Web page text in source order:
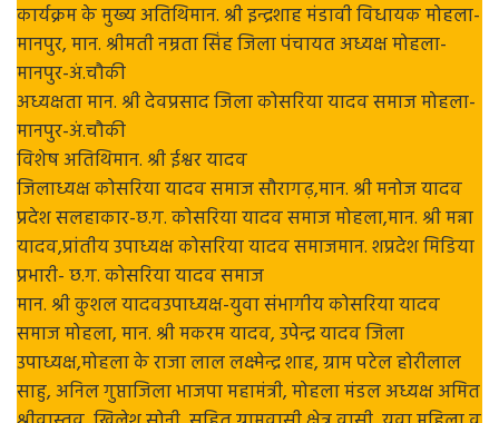
कार्यक्रम के मुख्य अतिथिमान. श्री इन्द्रशाह मंडावी विधायक मोहला-
मानपुर, मान. श्रीमती नम्रता सिंह जिला पंचायत अध्यक्ष मोहला-
मानपुर-अं.चौकी
अध्यक्षता मान. श्री देवप्रसाद जिला कोसरिया यादव समाज मोहला-
मानपुर-अं.चौकी
विशेष अतिथिमान. श्री ईश्वर यादव
जिलाध्यक्ष कोसरिया यादव समाज सौरागढ़,मान. श्री मनोज यादव
प्रदेश सलहाकार-छ.ग. कोसरिया यादव समाज मोहला,मान. श्री मन्ना
यादव,प्रांतीय उपाध्यक्ष कोसरिया यादव समाजमान. शप्रदेश मिडिया
प्रभारी- छ.ग. कोसरिया यादव समाज
मान. श्री कुशल यादवउपाध्यक्ष-युवा संभागीय कोसरिया यादव
समाज मोहला, मान. श्री मकरम यादव, उपेन्द्र यादव जिला
उपाध्यक्ष,मोहला के राजा लाल लक्ष्मेन्द्र शाह, ग्राम पटेल होरीलाल
साहु, अनिल गुप्ताजिला भाजपा महामंत्री, मोहला मंडल अध्यक्ष अमित